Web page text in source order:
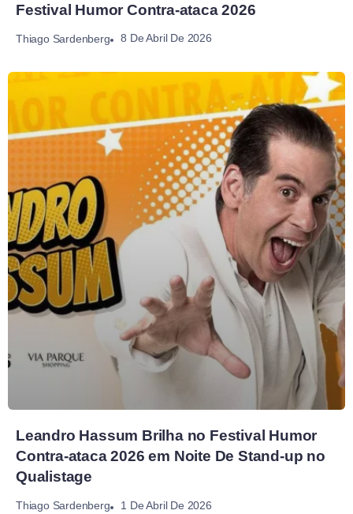
Festival Humor Contra-ataca 2026
Thiago Sardenberg 8 De Abril De 2026
Leandro Hassum Brilha no Festival Humor
Contra-ataca 2026 em Noite De Stand-up no
Qualistage
Thiago Sardenberg 1 De Abril De 2026